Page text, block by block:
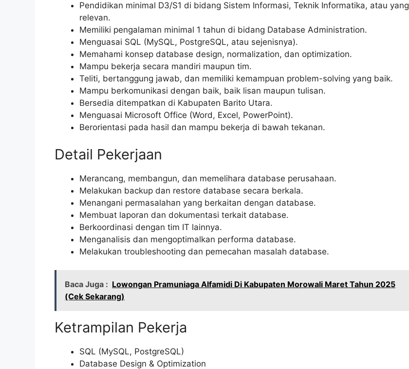
Pendidikan minimal D3/S1 di bidang Sistem Informasi, Teknik Informatika, atau yang
relevan.
Memiliki pengalaman minimal 1 tahun di bidang Database Administration.
Menguasai SQL (MySQL, PostgreSQL, atau sejenisnya).
Memahami konsep database design, normalization, dan optimization.
Mampu bekerja secara mandiri maupun tim.
Teliti, bertanggung jawab, dan memiliki kemampuan problem-solving yang baik.
Mampu berkomunikasi dengan baik, baik lisan maupun tulisan.
Bersedia ditempatkan di Kabupaten Barito Utara.
Menguasai Microsoft Office (Word, Excel, PowerPoint).
Berorientasi pada hasil dan mampu bekerja di bawah tekanan.
Detail Pekerjaan
Merancang, membangun, dan memelihara database perusahaan.
Melakukan backup dan restore database secara berkala.
Menangani permasalahan yang berkaitan dengan database.
Membuat laporan dan dokumentasi terkait database.
Berkoordinasi dengan tim IT lainnya.
Menganalisis dan mengoptimalkan performa database.
Melakukan troubleshooting dan pemecahan masalah database.
Baca Juga : Lowongan Pramuniaga Alfamidi Di Kabupaten Morowali Maret Tahun 2025
(Cek Sekarang)
Ketrampilan Pekerja
SQL (MySQL, PostgreSQL)
Database Design & Optimization